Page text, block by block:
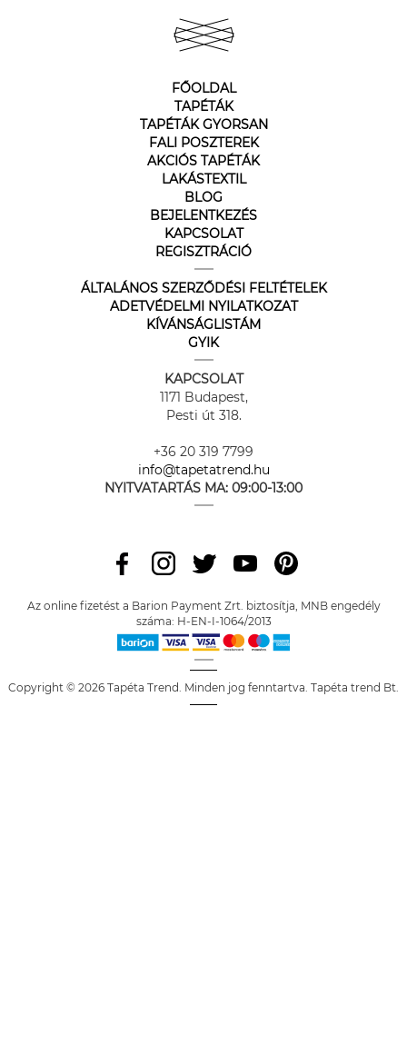
FŐOLDAL
TAPÉTÁK
TAPÉTÁK GYORSAN
FALI POSZTEREK
AKCIÓS TAPÉTÁK
LAKÁSTEXTIL
BLOG
BEJELENTKEZÉS
KAPCSOLAT
REGISZTRÁCIÓ
ÁLTALÁNOS SZERZŐDÉSI FELTÉTELEK
ADETVÉDELMI NYILATKOZAT
KÍVÁNSÁGLISTÁM
GYIK
KAPCSOLAT
1171 Budapest,
Pesti út 318.
+36 20 319 7799
info@tapetatrend.hu
NYITVATARTÁS MA: 09:00-13:00
Az online fizetést a Barion Payment Zrt. biztosítja, MNB engedély
száma: H-EN-I-1064/2013
Copyright © 2026 Tapéta Trend. Minden jog fenntartva. Tapéta trend Bt.